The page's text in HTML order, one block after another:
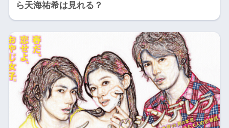
ら天海祐希は見れる？